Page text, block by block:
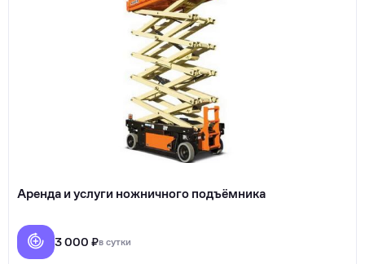
Аренда и услуги ножничного подъёмника
3 000 ₽в сутки